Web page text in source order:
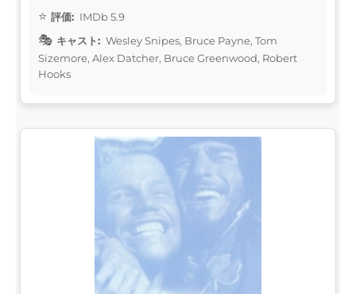
評価: IMDb 5.9
キャスト: Wesley Snipes, Bruce Payne, Tom
Sizemore, Alex Datcher, Bruce Greenwood, Robert
Hooks